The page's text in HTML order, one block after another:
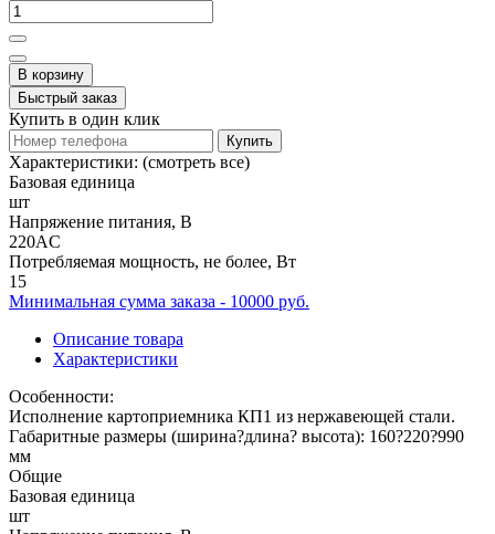
В корзину
Быстрый заказ
Купить в один клик
Купить
Характеристики: (смотреть все)
Базовая единица
шт
Напряжение питания, В
220AC
Потребляемая мощность, не более, Вт
15
Минимальная сумма заказа - 10000 руб.
Описание товара
Характеристики
Особенности:
Исполнение картоприемника КП1 из нержавеющей стали.
Габаритные размеры (ширина?длина? высота): 160?220?990
мм
Общие
Базовая единица
шт